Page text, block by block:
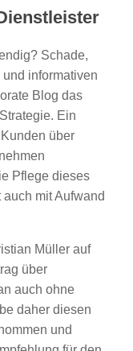
Schade,
informativen
Blog das
Ein
über
Pflege dieses
mit Aufwand
Müller auf
über
auch ohne
daher diesen
und